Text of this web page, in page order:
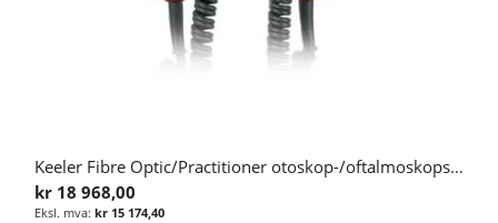
Keeler Fibre Optic/Practitioner otoskop-/oftalmoskopsett med veggoppheng
kr 18 968,00
kr 15 174,40